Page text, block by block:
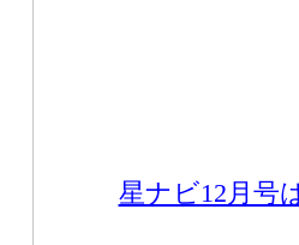
星ナビ12月号